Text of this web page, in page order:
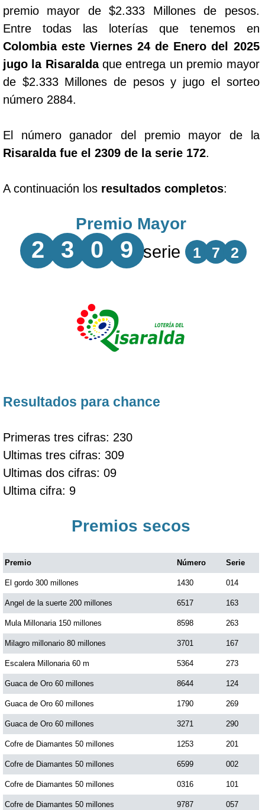
premio mayor de $2.333 Millones de pesos.
Entre todas las loterías que tenemos en
Colombia este Viernes 24 de Enero del 2025
jugo la Risaraldaque entrega un premio mayor
de $2.333 Millones de pesos y jugo el sorteo
número 2884.
El número ganador del premio mayor de la
Risaralda fue el 2309 de la serie 172.
A continuación los resultados completos:
Premio Mayor
2 3 0 9 serie 1 7 2
Resultados para chance
Primeras tres cifras: 230
Ultimas tres cifras: 309
Ultimas dos cifras: 09
Ultima cifra: 9
Premios secos
Premio Número Serie
El gordo 300 millones 1430 014
Angel de la suerte 200 millones 6517 163
Mula Millonaria 150 millones 8598 263
Milagro millonario 80 millones 3701 167
Escalera Millonaria 60 m 5364 273
Guaca de Oro 60 millones 8644 124
Guaca de Oro 60 millones 1790 269
Guaca de Oro 60 millones 3271 290
Cofre de Diamantes 50 millones 1253 201
Cofre de Diamantes 50 millones 6599 002
Cofre de Diamantes 50 millones 0316 101
Cofre de Diamantes 50 millones 9787 057